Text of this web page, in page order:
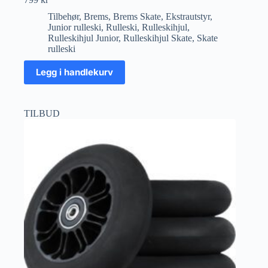
Tilbehør, Brems, Brems Skate, Ekstrautstyr,
Junior rulleski, Rulleski, Rulleskihjul,
Rulleskihjul Junior, Rulleskihjul Skate, Skate
rulleski
Legg i handlekurv
TILBUD